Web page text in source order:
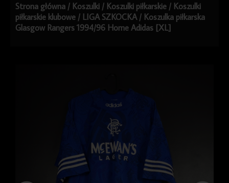
Strona główna / Koszulki / Koszulki piłkarskie / Koszulki
piłkarskie klubowe / LIGA SZKOCKA / Koszulka piłkarska
Glasgow Rangers 1994/96 Home Adidas [XL]